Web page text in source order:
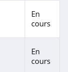
En
cours
En
cours